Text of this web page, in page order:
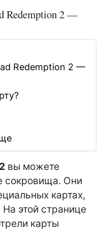
Redemption 2 —
Redemption 2 —
вы можете
сокровища. Они
картах,
этой странице
карты